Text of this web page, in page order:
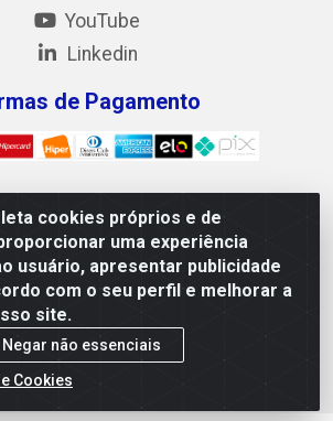
cookies próprios e de
uma experiência
usuário, apresentar publicidade
com o seu perfil e melhorar a
site.
Negar não essenciais
Cookies
YouTube
Linkedin
de Pagamento
- Quadra Asr Ne 55 (412 Norte), Alameda
Norte, Palmas/TO - CEP 77.006-540 -
CNPJ 05.922.500/0001-02